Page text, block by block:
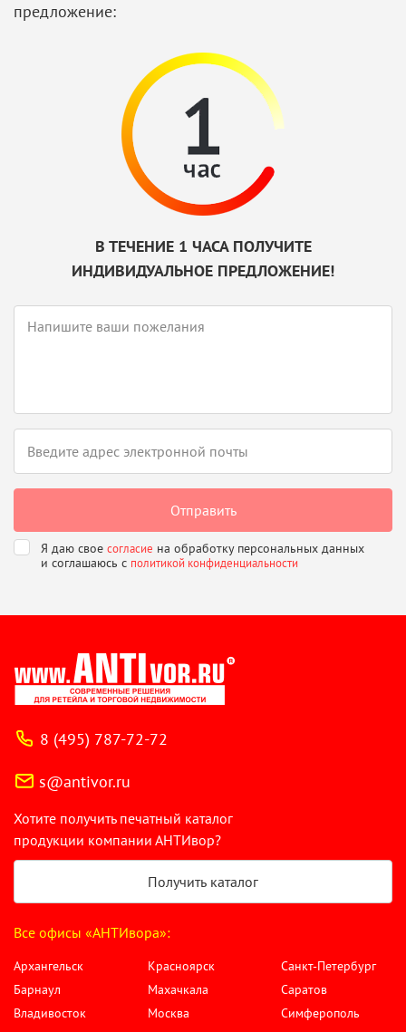
предложение:
В ТЕЧЕНИЕ 1 ЧАСА ПОЛУЧИТЕ
ИНДИВИДУАЛЬНОЕ ПРЕДЛОЖЕНИЕ!
Я даю свое согласие на обработку персональных данных
и соглашаюсь с политикой конфиденциальности
8 (495) 787-72-72
s@antivor.ru
Хотите получить печатный каталог
продукции компании АНТИвор?
Получить каталог
Все офисы «АНТИвора»:
Архангельск
Барнаул
Владивосток
Красноярск
Махачкала
Москва
Санкт-Петербург
Саратов
Симферополь